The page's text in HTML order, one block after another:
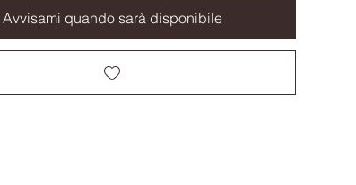
Avvisami quando sarà disponibile